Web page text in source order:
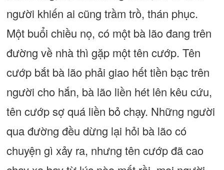
người khiến ai cũng trầm trồ, thán phục.
Một buổi chiều nọ, có một bà lão đang trên
đường về nhà thì gặp một tên cướp. Tên
cướp bắt bà lão phải giao hết tiền bạc trên
người cho hắn, bà lão liền hét lên kêu cứu,
tên cướp sợ quá liền bỏ chạy. Những người
qua đường đều dừng lại hỏi bà lão có
chuyện gì xảy ra, nhưng tên cướp đã cao